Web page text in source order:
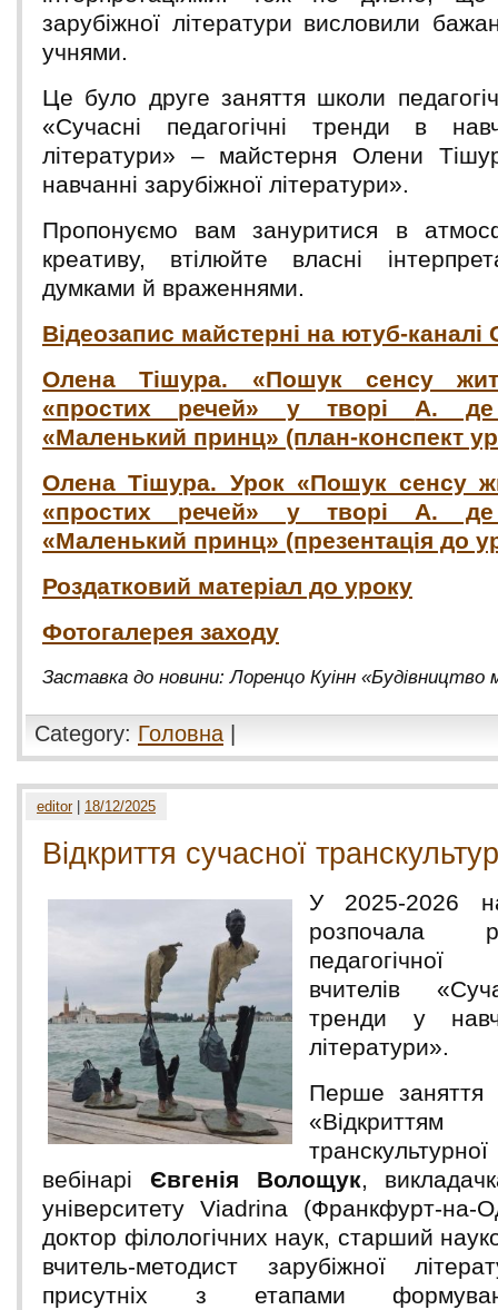
зарубіжної літератури висловили
учнями.
Це було друге заняття школи
«Сучасні педагогічні тренди в
літератури» – майстерня Олени
навчанні зарубіжної літератури».
Пропонуємо вам зануритися в
креативу, втілюйте власні
думками й враженнями.
Відеозапис майстерні на ютуб-каналі
Олена Тішура. «Пошук сенсу
«простих речей» у творі А. де
«Маленький принц» (план-конспект
Олена Тішура. Урок «Пошук сенсу
«простих речей» у творі А. де
«Маленький принц» (презентація до
Роздатковий матеріал до уроку
Фотогалерея заходу
Заставка до новини: Лоренцо Куінн «Будівництво
Category: Головна
editor| 18/12/2025
Відкриття сучасної
У 2025-2026
розпочала
вчителів
тренди у
літератури».
Перше заняття
вебінарі Євгенія Волощук,
університету Viadrina (Франкфурт-на-
доктор філологічних наук, старший
вчитель-методист зарубіжної
присутніх з етапами